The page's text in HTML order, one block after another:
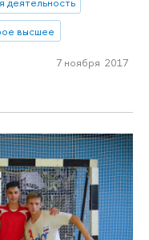
высшее
7 ноября 2017